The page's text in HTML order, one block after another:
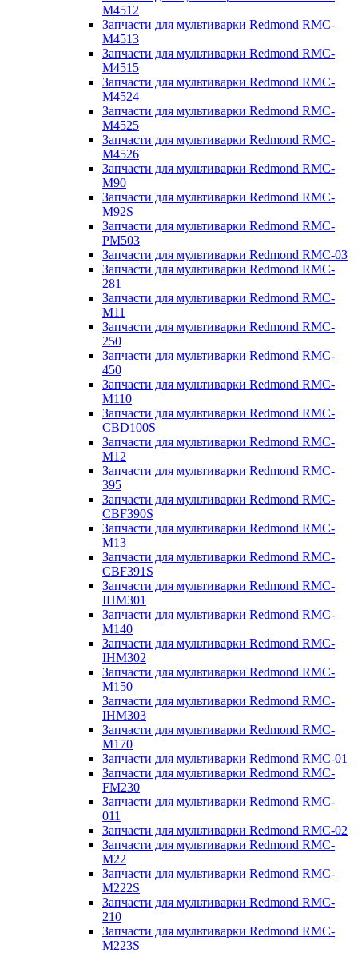
M4512
Запчасти для мультиварки Redmond RMC-
M4513
Запчасти для мультиварки Redmond RMC-
M4515
Запчасти для мультиварки Redmond RMC-
M4524
Запчасти для мультиварки Redmond RMC-
M4525
Запчасти для мультиварки Redmond RMC-
M4526
Запчасти для мультиварки Redmond RMC-
M90
Запчасти для мультиварки Redmond RMC-
M92S
Запчасти для мультиварки Redmond RMC-
PM503
Запчасти для мультиварки Redmond RMC-03
Запчасти для мультиварки Redmond RMC-
281
Запчасти для мультиварки Redmond RMC-
M11
Запчасти для мультиварки Redmond RMC-
250
Запчасти для мультиварки Redmond RMC-
450
Запчасти для мультиварки Redmond RMC-
M110
Запчасти для мультиварки Redmond RMC-
CBD100S
Запчасти для мультиварки Redmond RMC-
M12
Запчасти для мультиварки Redmond RMC-
395
Запчасти для мультиварки Redmond RMC-
CBF390S
Запчасти для мультиварки Redmond RMC-
M13
Запчасти для мультиварки Redmond RMC-
CBF391S
Запчасти для мультиварки Redmond RMC-
IHM301
Запчасти для мультиварки Redmond RMC-
M140
Запчасти для мультиварки Redmond RMC-
IHM302
Запчасти для мультиварки Redmond RMC-
M150
Запчасти для мультиварки Redmond RMC-
IHM303
Запчасти для мультиварки Redmond RMC-
M170
Запчасти для мультиварки Redmond RMC-01
Запчасти для мультиварки Redmond RMC-
FM230
Запчасти для мультиварки Redmond RMC-
011
Запчасти для мультиварки Redmond RMC-02
Запчасти для мультиварки Redmond RMC-
M22
Запчасти для мультиварки Redmond RMC-
M222S
Запчасти для мультиварки Redmond RMC-
210
Запчасти для мультиварки Redmond RMC-
M223S